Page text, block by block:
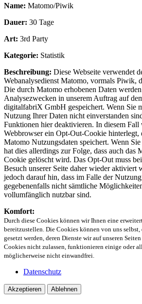
Name: Matomo/Piwik
Dauer: 30 Tage
Art: 3rd Party
Kategorie: Statistik
Beschreibung: Diese Webseite verwendet
Webanalysedienst Matomo, vormals Piwik,
Die durch Matomo erhobenen Daten
Analysezwecken in unserem Auftrag auf
digitalfabriX GmbH gespeichert. Wenn Sie
Nutzung Ihrer Daten nicht einverstanden
Funktionen hier deaktivieren. In diesem
Webbrowser ein Opt-Out-Cookie hinterlegt,
Matomo Nutzungsdaten speichert. Wenn
hat dies allerdings zur Folge, dass auch das
Cookie gelöscht wird. Das Opt-Out muss
Besuch unserer Seite daher wieder aktiviert
jedoch darauf hin, dass im Falle der
gegebenenfalls nicht sämtliche
vollumfänglich nutzbar sind.
Komfort:
Durch diese Cookies können wir Ihnen eine
bereitzustellen. Die Cookies können von uns
gesetzt werden, deren Dienste wir auf unseren
Cookies nicht zulassen, funktionieren einige oder
möglicherweise nicht einwandfrei.
Datenschutz
Akzeptieren Ablehnen